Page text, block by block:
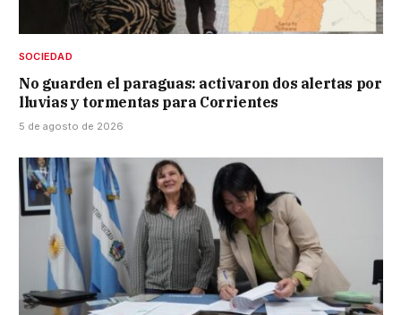
SOCIEDAD
No guarden el paraguas: activaron dos alertas por
lluvias y tormentas para Corrientes
5 de agosto de 2026